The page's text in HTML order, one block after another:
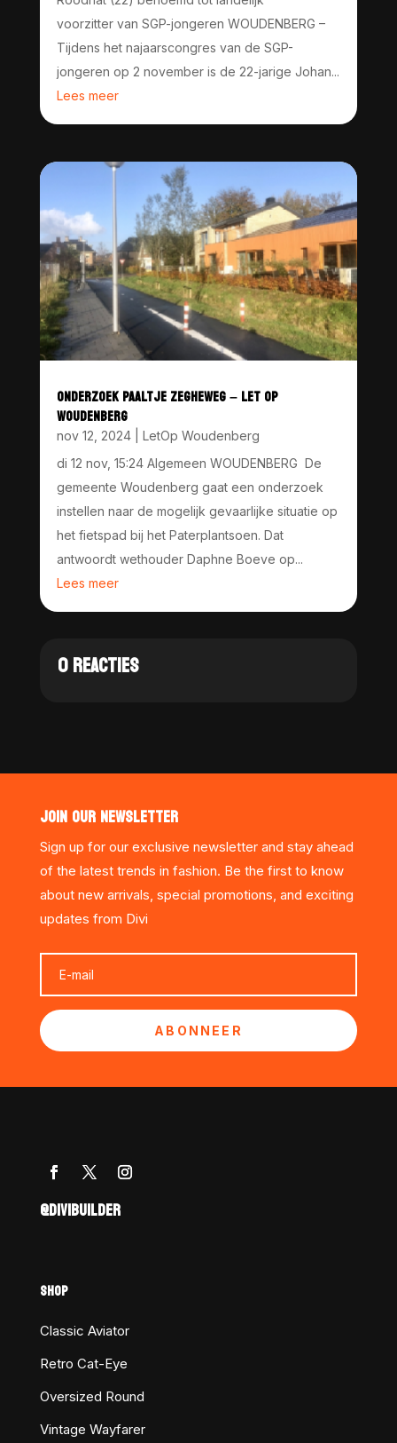
voorzitter van SGP-jongeren WOUDENBERG –
Tijdens het najaarscongres van de SGP-
jongeren op 2 november is de 22-jarige Johan...
Lees meer
ONDERZOEK PAALTJE ZEGHEWEG – LET OP
WOUDENBERG
nov 12, 2024| LetOp Woudenberg
di 12 nov, 15:24 Algemeen WOUDENBERG De
gemeente Woudenberg gaat een onderzoek
instellen naar de mogelijk gevaarlijke situatie op
het fietspad bij het Paterplantsoen. Dat
antwoordt wethouder Daphne Boeve op...
Lees meer
0 REACTIES
JOIN OUR NEWSLETTER
Sign up for our exclusive newsletter and stay ahead
of the latest trends in fashion. Be the first to know
about new arrivals, special promotions, and exciting
updates from Divi
ABONNEER
@DIVIBUILDER
SHOP
Classic Aviator
Retro Cat-Eye
Oversized Round
Vintage Wayfarer